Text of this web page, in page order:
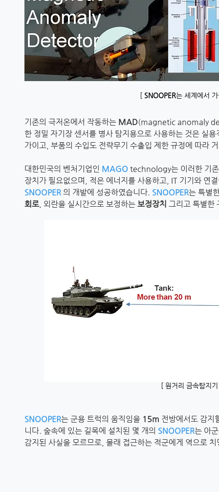
[ SNOOPER는 세계에서
기존의 극저온에서 작동하는 MAD(magnetic anomaly
한 정밀 자기장 센서를 병사 탐지용으로 사용하는 것은 실
가이고, 부품의 수입도 전략무기 수출입 제한 규정에 따라
대한민국의 벤처기업인 MAGO technology는 이러한 기
장치가 필요없으며, 적은 에너지를 사용하고, IT 기기와 연
SNOOPER 의 개발에 성공하였습니다. SNOOPER는 특별
회로, 외란을 실시간으로 보정하는 보정장치 그리고 특별한
[ 원거리 금속탐지
SNOOPER는 군용 트럭의 움직임을 15m 전방에서도 감지
니다. 숲속에 있는 길목에 설치된 몇 개의 SNOOPER는 아
감지된 사실을 모르므로, 몰래 접근하는 적군에게 역으로